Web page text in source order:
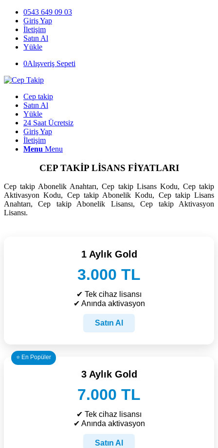
0543 649 09 03
Giriş Yap
İletişim
Satın Al
Yükle
0Alışveriş Sepeti
Cep takip
Satın Al
Yükle
24 Saat Ücretsiz
Giriş Yap
İletişim
Menu Menu
CEP TAKİP LİSANS FİYATLARI
Cep takip Abonelik Anahtarı, Cep takip Lisans Kodu, Cep takip
Aktivasyon Kodu, Cep takip Abonelik Kodu, Cep takip Lisans
Anahtarı, Cep takip Abonelik Lisansı, Cep takip Aktivasyon
Lisansı.
1 Aylık Gold
3.000 TL
✔ Tek cihaz lisansı
✔ Anında aktivasyon
Satın Al
⭐ En Popüler
3 Aylık Gold
7.000 TL
✔ Tek cihaz lisansı
✔ Anında aktivasyon
Satın Al